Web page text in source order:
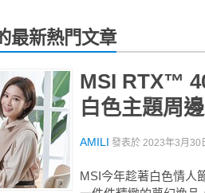
最新熱門文章
MSI RTX™
白色主題周
AMILI 發表於 2023年3月30
MSI今年趁著白色情人